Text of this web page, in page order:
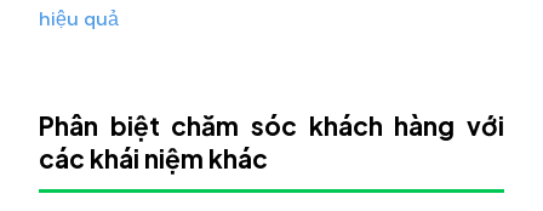
hiệu quả
Phân biệt chăm sóc khách hàng với
các khái niệm khác